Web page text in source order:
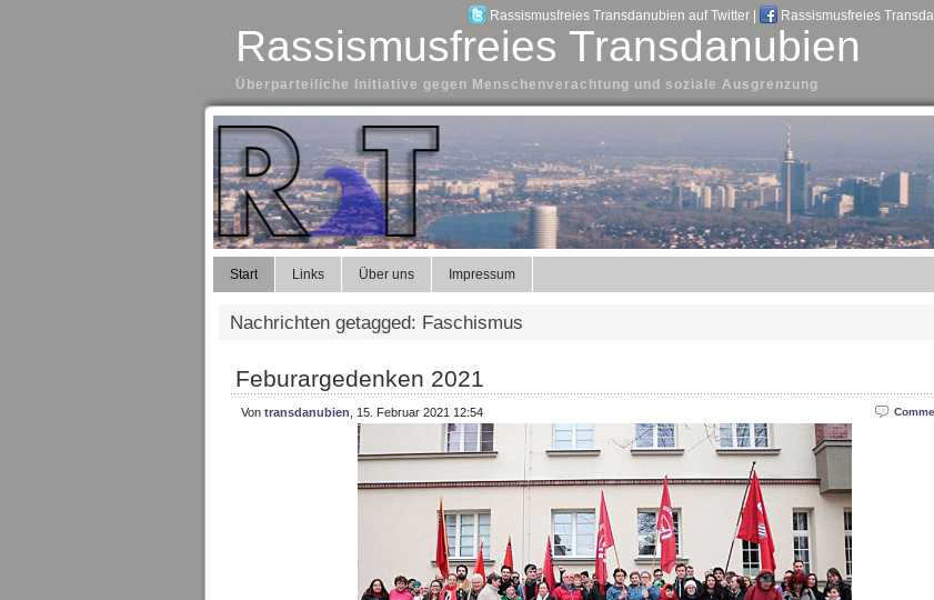
Rassismusfreies Transdanubien auf Twitter Rassismusfreies
Rassismusfreies Transdanubien
Überparteiliche Initiative gegen Menschenverachtung und soziale Ausgrenzung
Start Links Über uns Impressum
Nachrichten getagged: Faschismus
Feburargedenken 2021
Von transdanubien , 15. Februar 2021 12:54